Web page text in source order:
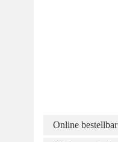
Online bestellbar